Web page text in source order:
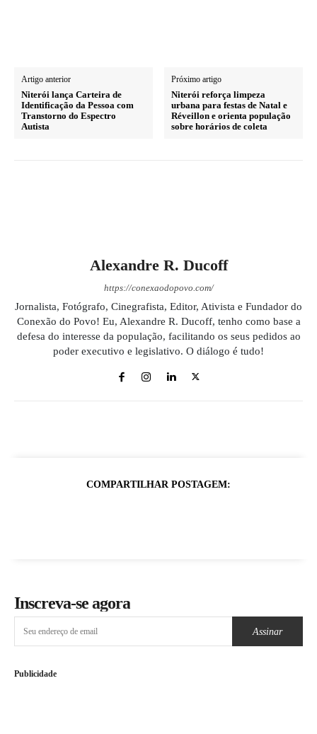
Artigo anterior
Niterói lança Carteira de
Identificação da Pessoa com
Transtorno do Espectro
Autista
Próximo artigo
Niterói reforça limpeza
urbana para festas de Natal e
Réveillon e orienta população
sobre horários de coleta
Alexandre R. Ducoff
https://conexaodopovo.com/
Jornalista, Fotógrafo, Cinegrafista, Editor, Ativista e Fundador do
Conexão do Povo! Eu, Alexandre R. Ducoff, tenho como base a
defesa do interesse da população, facilitando os seus pedidos ao
poder executivo e legislativo. O diálogo é tudo!
COMPARTILHAR POSTAGEM:
Inscreva-se agora
Assinar
Publicidade